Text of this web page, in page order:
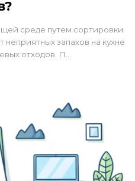
среде путем сортировки
неприятных запахов на кухне
отходов. П…